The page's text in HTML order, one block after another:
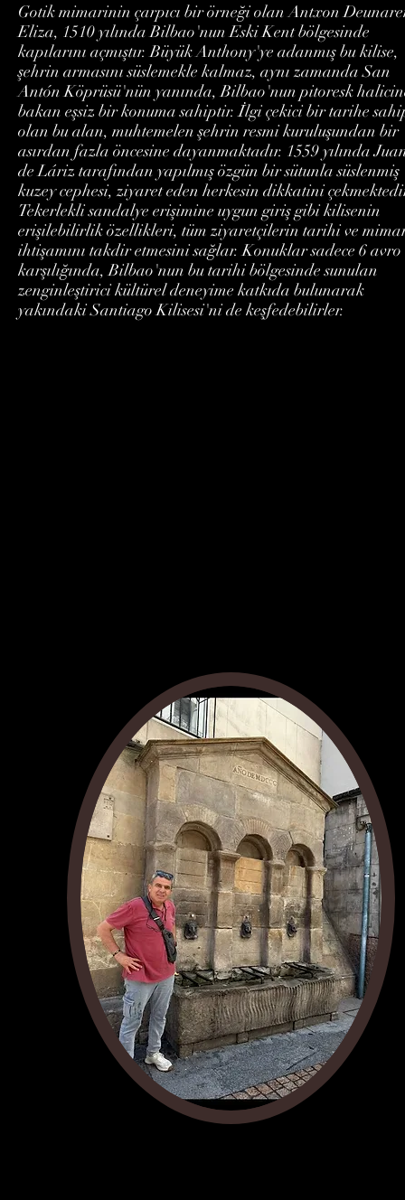
Gotik mimarinin çarpıcı bir örneği olan Antxon
Eliza, 1510 yılında Bilbao'nun Eski Kent bölgesinde
kapılarını açmıştır. Büyük Anthony'ye adanmış bu kilise,
şehrin armasını süslemekle kalmaz, aynı zamanda San
Antón Köprüsü'nün yanında, Bilbao'nun pitoresk
bakan eşsiz bir konuma sahiptir. İlgi çekici bir tarihe
olan bu alan, muhtemelen şehrin resmi kuruluşundan bir
asırdan fazla öncesine dayanmaktadır. 1559 yılında
de Láriz tarafından yapılmış özgün bir sütunla süslenmiş
kuzey cephesi, ziyaret eden herkesin dikkatini
Tekerlekli sandalye erişimine uygun giriş gibi kilisenin
erişilebilirlik özellikleri, tüm ziyaretçilerin tarihi ve
ihtişamını takdir etmesini sağlar. Konuklar sadece 6 avro
karşılığında, Bilbao'nun bu tarihi bölgesinde sunulan
zenginleştirici kültürel deneyime katkıda bulunarak
yakındaki Santiago Kilisesi'ni de keşfedebilirler.